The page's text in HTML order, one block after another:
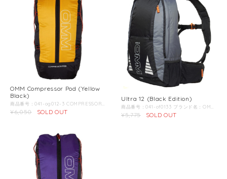
OMM Compressor Pod (Yellow
Black)
¥6,050 SOLD OUT
Ultra 12 (Black Edition)
商品番号：041-of0133 ブランド名：OMM/オリジナルマウンテンマラソン 商品名：ウルトラ１２ (ブラックエディション) バックパック 販売価格：10,500円(税抜) 商品説明： 『ランニングパックとしてもっとも重要な要素とはなにか？』 それはランニング時にかかる身体の負担を”最小減にすること” そして、荷物を最大に入れた状態でもそのパフォーマンスが変わらないこと。 OMMは一貫してこのコンセプトのもとにすべてのバックパックをデザインしています。ULTRA12は、そのシンプルな見た目とは裏腹に、どのようなシーンでも抜群の背負い心地を提供します。 マラソン、トレイルランニング、クロスカントリー等、あらゆるマルチスポーツから、通勤時にノートパソコンや着替えを入れて走ってもまったくストレス無く吸い付くようなフィッティングで、あなたのランニングライフを快適なものにしてくれるでしょう。 特長： ・LeanWeightシャーシ ・ホイッスル付きのチェストストラップ ・軽量メッシュショルダーハーネス ・反射板採用 ・フロントポケット ・メッシュのサイドポケット ・取り外し可能なウエストベルト ・フロントと腰ポケットの中にセキュリティキークリップ ・取り外し可能なバックパディング ・互換性のあるハイドレーションポケット ・互換性のあるリンクシステム ・アクティブフィット仕様・全重量：350g ・LeanWeight：315g ・容量：12L ・バックパディング：9mmEVAパッド ・ポケット ： 両サイドメッシュポケット / 両ウエストベルト / フロントジップ ・背面長 ： 40センチメートル ・生地 ： 210T / HTTF ・カラー ： ブラック
¥5,775 SOLD OUT